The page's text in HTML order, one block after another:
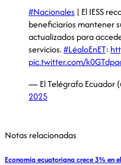
#Nacionales | El IESS
beneficiarios mantener
actualizados para
servicios.#LéaloEnET:
pic.twitter.com/
— El Telégrafo Ecuador
2025
Notas relacionadas
Economía ecuatoriana crece 3% en